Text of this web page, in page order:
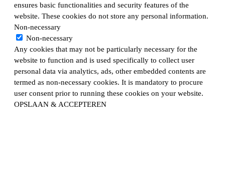
ensures basic functionalities and security features of the
website. These cookies do not store any personal information.
Non-necessary
Non-necessary
Any cookies that may not be particularly necessary for the
website to function and is used specifically to collect user
personal data via analytics, ads, other embedded contents are
termed as non-necessary cookies. It is mandatory to procure
user consent prior to running these cookies on your website.
OPSLAAN & ACCEPTEREN